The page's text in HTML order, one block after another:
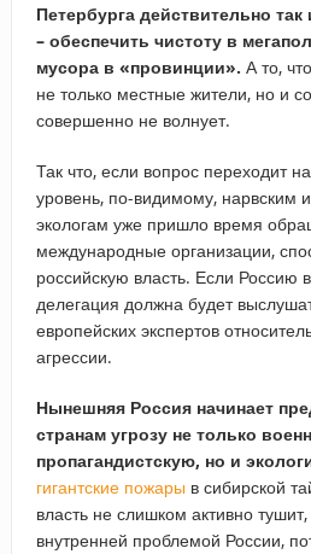
Петербурга действительно
– обеспечить чистоту в
мусора в «провинции». А то,
не только местные жители, но и
совершенно не волнует.
Так что, если вопрос переходит
уровень, по-видимому, нарвским
экологам уже пришло время
международные организации,
российскую власть. Если
делегация должна будет
европейских экспертов
агрессии.
Нынешняя Россия начинает
странам угрозу не только
пропагандистскую, но и
гигантские пожары в сибирской
власть не слишком активно
внутренней проблемой России,